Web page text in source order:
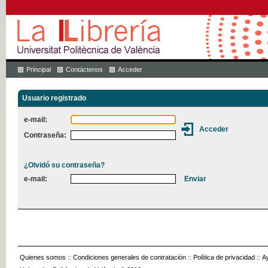
Principal Contáctenos Acceder
Usuario registrado
e-mail:
Contraseña:
¿Olvidó su contraseña?
e-mail:
Quienes somos :: Condiciones generales de contratación :: Política de privacidad ::